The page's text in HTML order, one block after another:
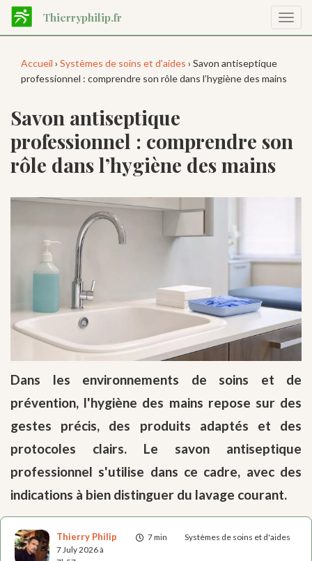
Aller
contenu
Thierryphilip.fr
la
Accueil › Systèmes de soins et d'aides › Savon antiseptique
professionnel : comprendre son rôle dans l’hygiène des mains
Savon antiseptique
professionnel : comprendre son
rôle dans l’hygiène des mains
Dans les environnements de soins et de
prévention, l'hygiène des mains repose sur des
gestes précis, des produits adaptés et des
protocoles clairs. Le savon antiseptique
professionnel s'utilise dans ce cadre, avec des
indications à bien distinguer du lavage courant.
7 min Systèmes de soins et d'aides
Thierry Philip
7 July 2026 à